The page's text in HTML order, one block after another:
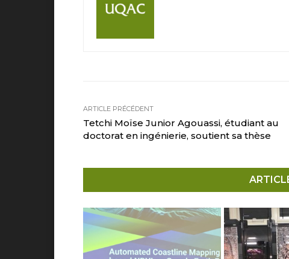
ARTICLE PRÉCÉDENT
Tetchi Moïse Junior Agouassi, étudiant au
doctorat en ingénierie, soutient sa thèse